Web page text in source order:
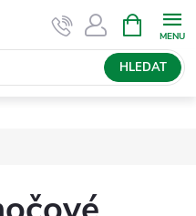
HLEDAT
NÁKUPNÍ
KOŠÍK